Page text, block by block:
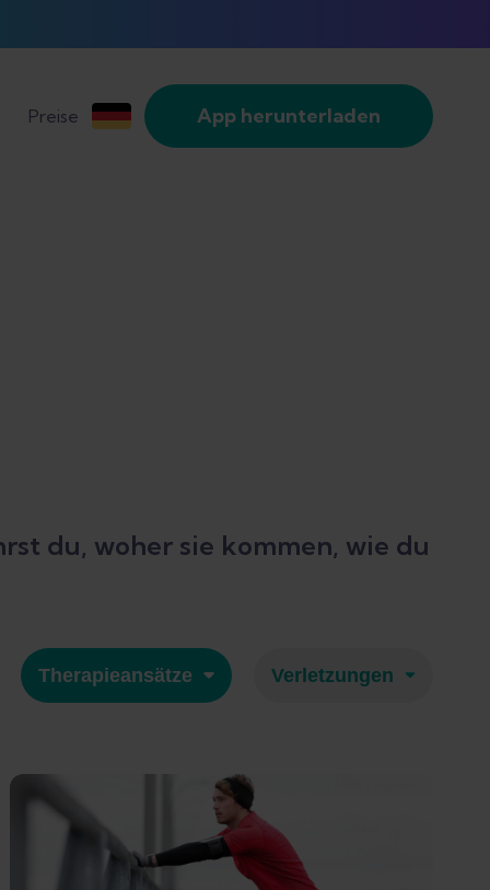
Preise App herunterladen
du, woher sie kommen, wie du
Therapieansätze Verletzungen